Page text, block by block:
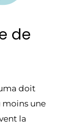
de
doit
moins une
la